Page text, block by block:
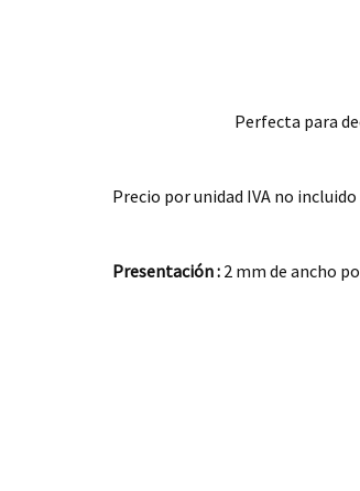
Perfecta para
Precio por unidad IVA no incluido
Presentación : 2 mm de ancho